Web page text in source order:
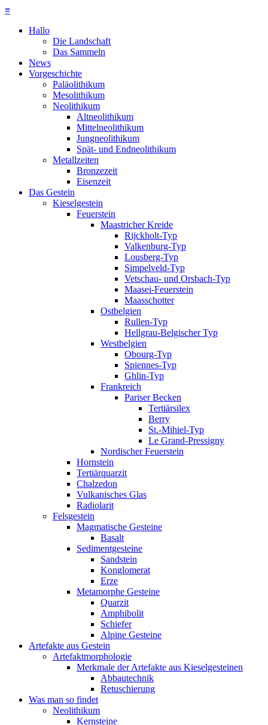
≡
Hallo
Die Landschaft
Das Sammeln
News
Vorgeschichte
Paläolithikum
Mesolithikum
Neolithikum
Altneolithikum
Mittelneolithikum
Jungneolithikum
Spät- und Endneolithikum
Metallzeiten
Bronzezeit
Eisenzeit
Das Gestein
Kieselgestein
Feuerstein
Maastricher Kreide
Rijckholt-Typ
Valkenburg-Typ
Lousberg-Typ
Simpelveld-Typ
Vetschau- und Orsbach-Typ
Maasei-Feuerstein
Maasschotter
Ostbelgien
Rullen-Typ
Hellgrau-Belgischer Typ
Westbelgien
Obourg-Typ
Spiennes-Typ
Ghlin-Typ
Frankreich
Pariser Becken
Tertiärsilex
Berry
St.-Mihiel-Typ
Le Grand-Pressigny
Nordischer Feuerstein
Hornstein
Tertiärquarzit
Chalzedon
Vulkanisches Glas
Radiolarit
Felsgestein
Magmatische Gesteine
Basalt
Sedimentgesteine
Sandstein
Konglomerat
Erze
Metamorphe Gesteine
Quarzit
Amphibolit
Schiefer
Alpine Gesteine
Artefakte aus Gestein
Artefaktmorphologie
Merkmale der Artefakte aus Kieselgesteinen
Abbautechnik
Retuschierung
Was man so findet
Neolithikum
Kernsteine